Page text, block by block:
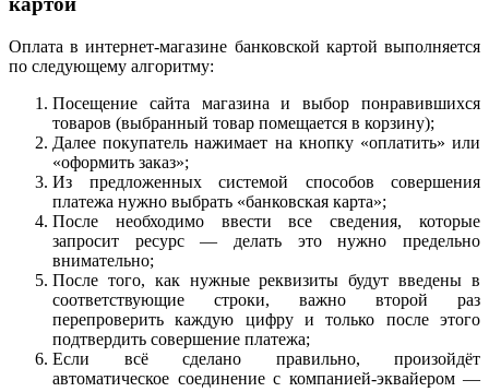
Оплата в интернет-магазине банковской картой выполняется
по следующему алгоритму:
Посещение сайта магазина и выбор понравившихся
товаров (выбранный товар помещается в корзину);
Далее покупатель нажимает на кнопку «оплатить» или
«оформить заказ»;
Из предложенных системой способов совершения
платежа нужно выбрать «банковская карта»;
После необходимо ввести все сведения, которые
запросит ресурс — делать это нужно предельно
внимательно;
После того, как нужные реквизиты будут введены в
соответствующие строки, важно второй раз
перепроверить каждую цифру и только после этого
подтвердить совершение платежа;
Если всё сделано правильно, произойдёт
автоматическое соединение с компанией-эквайером —